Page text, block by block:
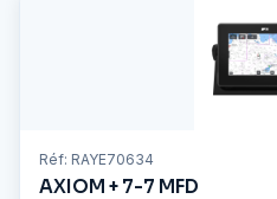
Réf: RAYE70634
AXIOM + 7-7 MFD